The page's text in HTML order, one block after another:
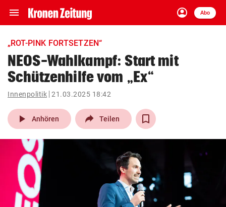
menu Navigation
ein-/ausklappen
account_circle
Anmelden
Abo
close Schließen
account_circle Anmelden
pin_drop
Wien arrow_right
bookmark
search
Suchbegriff
eingeben
„ROT-PINK FORTSETZEN“
NEOS-Wahlkampf: Start mit
Schützenhilfe vom „Ex“
Innenpolitik 21.03.2025 18:42
play_arrow Anhören Teilen